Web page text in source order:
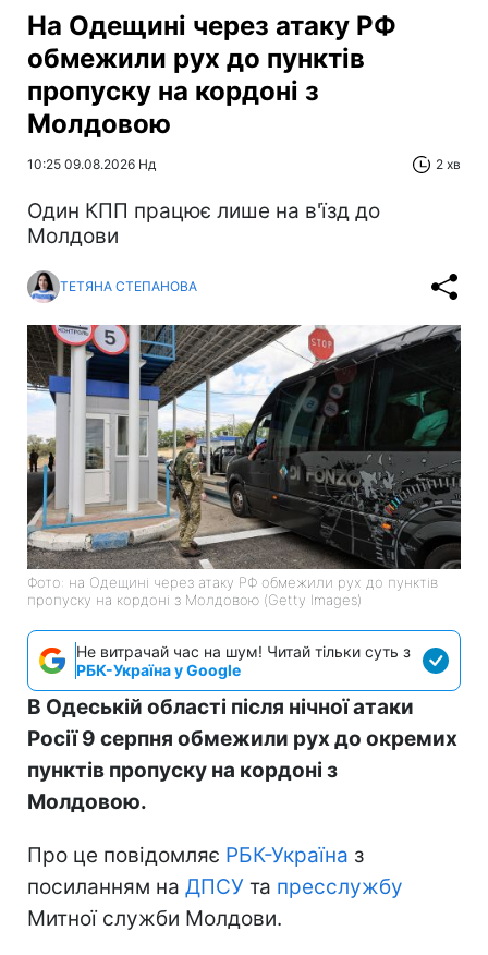
На Одещині через атаку РФ
обмежили рух до пунктів
пропуску на кордоні з
Молдовою
10:25 09.08.2026 Нд 2 хв
Один КПП працює лише на в'їзд до
Молдови
ТЕТЯНА СТЕПАНОВА
Фото: на Одещині через атаку РФ обмежили рух до пунктів
пропуску на кордоні з Молдовою (Getty Images)
Не витрачай час на шум! Читай тільки суть з
РБК-Україна у Google
В Одеській області після нічної атаки
Росії 9 серпня обмежили рух до окремих
пунктів пропуску на кордоні з
Молдовою.
Про це повідомляє РБК-Україна з
посиланням на ДПСУ та пресслужбу
Митної служби Молдови.